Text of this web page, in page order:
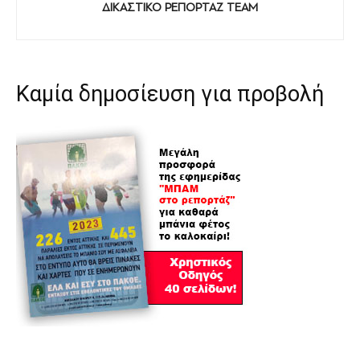
ΔΙΚΑΣΤΙΚΟ ΡΕΠΟΡΤΑΖ TEAM
Καμία δημοσίευση για προβολή